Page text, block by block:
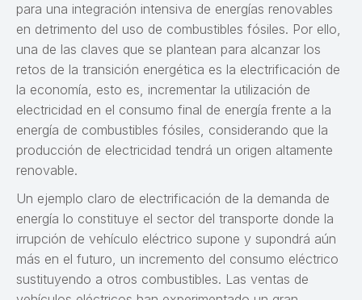
para una integración intensiva de energías renovables
en detrimento del uso de combustibles fósiles. Por ello,
una de las claves que se plantean para alcanzar los
retos de la transición energética es la electrificación de
la economía, esto es, incrementar la utilización de
electricidad en el consumo final de energía frente a la
energía de combustibles fósiles, considerando que la
producción de electricidad tendrá un origen altamente
renovable.
Un ejemplo claro de electrificación de la demanda de
energía lo constituye el sector del transporte donde la
irrupción de vehículo eléctrico supone y supondrá aún
más en el futuro, un incremento del consumo eléctrico
sustituyendo a otros combustibles. Las ventas de